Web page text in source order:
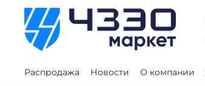
Распродажа Новости О компании